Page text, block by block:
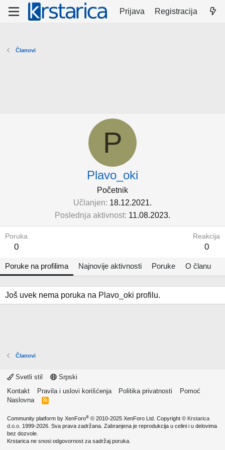
Prijava Registracija
Članovi
P
Plavo_oki
Početnik
Učlanjen 18.12.2021.
Poslednja aktivnost 11.08.2023.
Poruka
0
Reakcija
0
Poruke na profilima Najnovije aktivnosti Poruke O članu
Još uvek nema poruka na Plavo_oki profilu.
Članovi
Svetli stil
Srpski
Kontakt
Pravila i uslovi korišćenja Politika privatnosti
Pomoć
Naslovna
R
Community platform by XenForo® © 2010-2025 XenForo Ltd. Copyright © Krstarica
d.o.o. 1999-2026. Sva prava zadržana. Zabranjena je reprodukcija u celini i u delovima
bez dozvole.
Krstarica ne snosi odgovornost za sadržaj poruka.